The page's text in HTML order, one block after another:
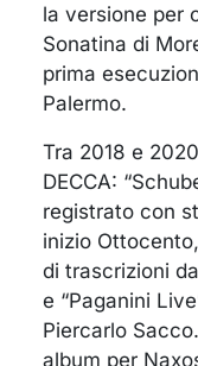
la versione per
Sonatina di
prima
Palermo.
Tra 2018 e
DECCA:
registrato con
inizio
di trascrizioni
e “Paganini
Piercarlo
album per